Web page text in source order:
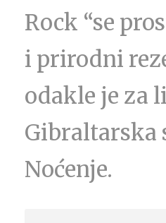
Rock “se
i prirodni
odakle je za
Gibraltarska
Noćenje.